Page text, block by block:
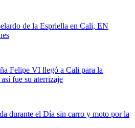
de la Espriella en Cali, EN
Felipe VI llegó a Cali para la
fue su aterrizaje
durante el Día sin carro y moto por la